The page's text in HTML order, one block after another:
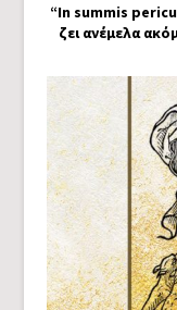
“In summis
ζει ανέμελα